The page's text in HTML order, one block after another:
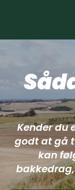
Kender du
godt at gå
kan